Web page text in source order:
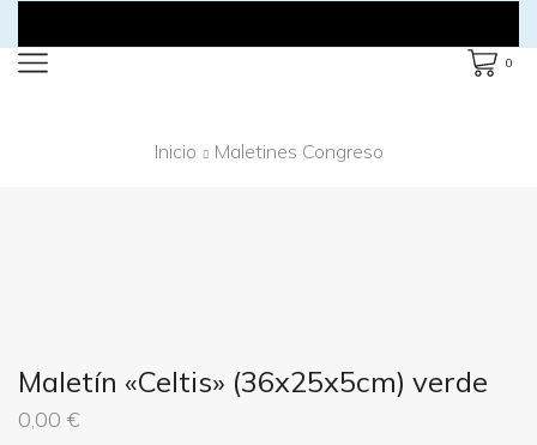
0
Inicio Maletines Congreso
Maletín «Celtis» (36x25x5cm) verde
0,00 €